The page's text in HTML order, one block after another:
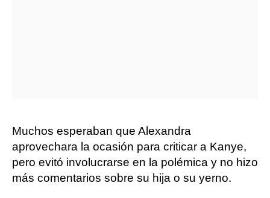
Muchos esperaban que Alexandra
aprovechara la ocasión para criticar a Kanye,
pero evitó involucrarse en la polémica y no hizo
más comentarios sobre su hija o su yerno.